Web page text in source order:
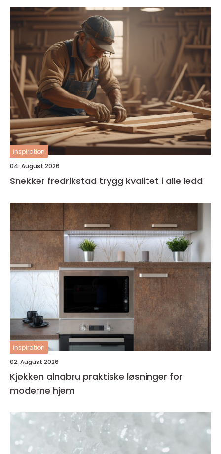
inspiration
04. August 2026
Snekker fredrikstad trygg kvalitet i alle ledd
inspiration
02. August 2026
Kjøkken alnabru praktiske løsninger for
moderne hjem